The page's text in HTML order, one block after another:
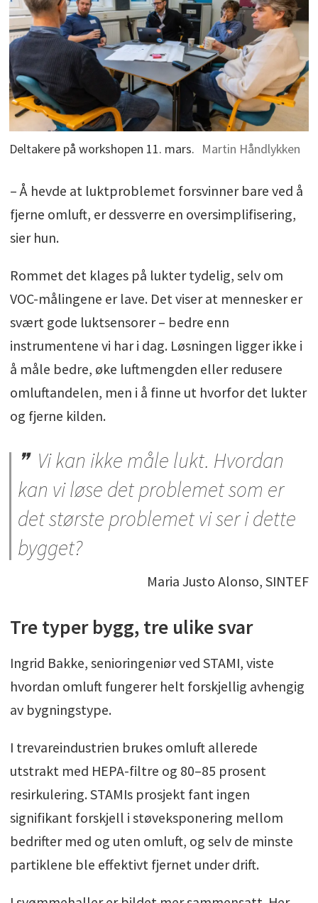
Deltakere på workshopen 11. mars. Martin Håndlykken
– Å hevde at luktproblemet forsvinner bare ved å
fjerne omluft, er dessverre en oversimplifisering,
sier hun.
Rommet det klages på lukter tydelig, selv om
VOC-målingene er lave. Det viser at mennesker er
svært gode luktsensorer – bedre enn
instrumentene vi har i dag. Løsningen ligger ikke i
å måle bedre, øke luftmengden eller redusere
omluftandelen, men i å finne ut hvorfor det lukter
og fjerne kilden.
Vi kan ikke måle lukt. Hvordan
kan vi løse det problemet som er
det største problemet vi ser i dette
bygget?
Maria Justo Alonso, SINTEF
Tre typer bygg, tre ulike svar
Ingrid Bakke, senioringeniør ved STAMI, viste
hvordan omluft fungerer helt forskjellig avhengig
av bygningstype.
I trevareindustrien brukes omluft allerede
utstrakt med HEPA-filtre og 80–85 prosent
resirkulering. STAMIs prosjekt fant ingen
signifikant forskjell i støveksponering mellom
bedrifter med og uten omluft, og selv de minste
partiklene ble effektivt fjernet under drift.